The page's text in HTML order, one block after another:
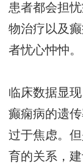
患者都会担
物治疗以及
者忧心忡忡。
临床数据显
癫痫病的遗
过于焦虑。
育的关系，